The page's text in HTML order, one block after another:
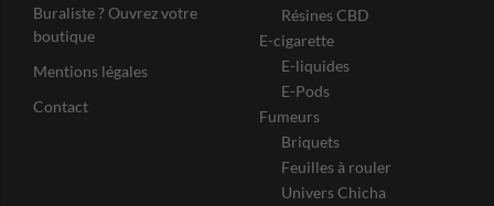
Buraliste ? Ouvrez votre
boutique
Mentions légales
Contact
Résines CBD
E-cigarette
E-liquides
E-Pods
Fumeurs
Briquets
Feuilles à rouler
Univers Chicha